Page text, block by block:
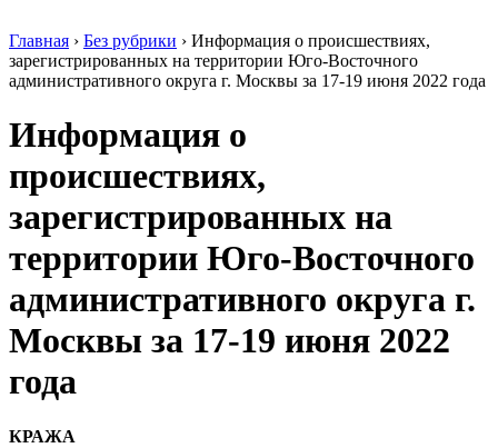
Главная › Без рубрики › Информация о происшествиях,
зарегистрированных на территории Юго-Восточного
административного округа г. Москвы за 17-19 июня 2022 года
Информация о
происшествиях,
зарегистрированных на
территории Юго-Восточного
административного округа г.
Москвы за 17-19 июня 2022
года
КРАЖА